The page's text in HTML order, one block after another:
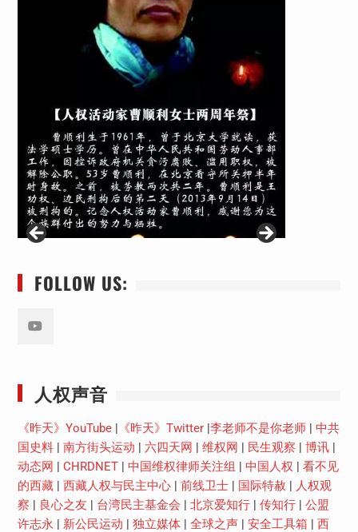
FOLLOW US:
人权声音
《昨天》YouTube| 《昨天》Twitter|李老师不是你老师| 中共
国史料| 南方街头运动 | 六四天网 | 维权网 | 民生观察 | 博讯|
动态网 | CHRDNET| 中国维权律师关注组 | 中国人权 | 看不见
的西藏| 西藏人权与民主中心| 前线卫士| 国际特赦 | 人权观
察 | 良心之友 | 台湾民主基金会 | 北京爱知行| 传知行| 公盟
许志永 | 新公民运动 | 独立媒体| 全球之声| 安全工具箱 | 西